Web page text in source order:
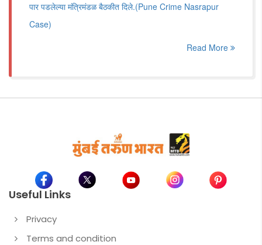
पार पडलेल्या मंत्रिमंडळ बैठकीत दिले.(Pune Crime Nasrapur
Case)
Read More
Useful Links
Privacy
Terms and condition